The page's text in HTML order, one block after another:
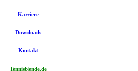
Karriere
Downloads
Kontakt
Tennisblende.de